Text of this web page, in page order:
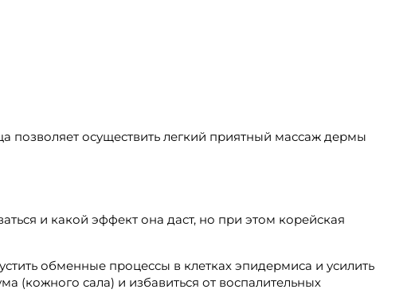
позволяет осуществить легкий приятный массаж дермы
и какой эффект она даст, но при этом корейская
обменные процессы в клетках эпидермиса и усилить
(кожного сала) и избавиться от воспалительных